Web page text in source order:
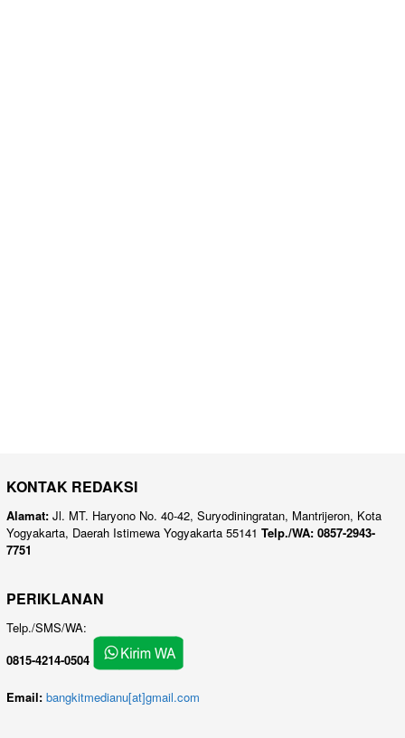
KONTAK REDAKSI
Alamat: Jl. MT. Haryono No. 40-42, Suryodiningratan, Mantrijeron, Kota
Yogyakarta, Daerah Istimewa Yogyakarta 55141 Telp./WA: 0857-2943-
7751
PERIKLANAN
Telp./SMS/WA:
0815-4214-0504
Email: bangkitmedianu[at]gmail.com